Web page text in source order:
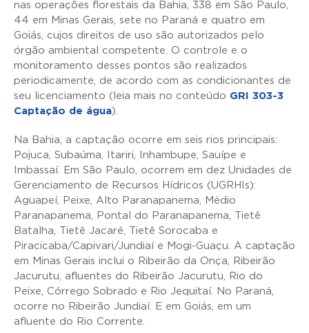
nas operações florestais da Bahia, 338 em São Paulo,
44 em Minas Gerais, sete no Paraná e quatro em
Goiás, cujos direitos de uso são autorizados pelo
órgão ambiental competente. O controle e o
monitoramento desses pontos são realizados
periodicamente, de acordo com as condicionantes de
seu licenciamento (leia mais no conteúdo GRI 303-3
Captação de água).
Na Bahia, a captação ocorre em seis rios principais:
Pojuca, Subaúma, Itariri, Inhambupe, Sauípe e
Imbassaí. Em São Paulo, ocorrem em dez Unidades de
Gerenciamento de Recursos Hídricos (UGRHIs):
Aguapeí, Peixe, Alto Paranapanema, Médio
Paranapanema, Pontal do Paranapanema, Tietê
Batalha, Tietê Jacaré, Tietê Sorocaba e
Piracicaba/Capivari/Jundiaí e Mogi-Guaçu. A captação
em Minas Gerais inclui o Ribeirão da Onça, Ribeirão
Jacurutu, afluentes do Ribeirão Jacurutu, Rio do
Peixe, Córrego Sobrado e Rio Jequitaí. No Paraná,
ocorre no Ribeirão Jundiaí. E em Goiás, em um
afluente do Rio Corrente.